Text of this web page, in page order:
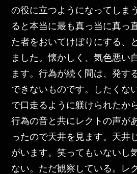
の役に立つようになってしま
ると本当に最も真っ当に真っ
た者をおいてけぼりにする、
ました。懐かしく、気色悪い
ます。行為が続く間は、発す
できないものです。したくな
で口走るように躾けられたか
行為の音と共にレクトの声が
ったので天井を見ます。天井
がいます。笑ってもいないし
ない。ただ観察している。レ